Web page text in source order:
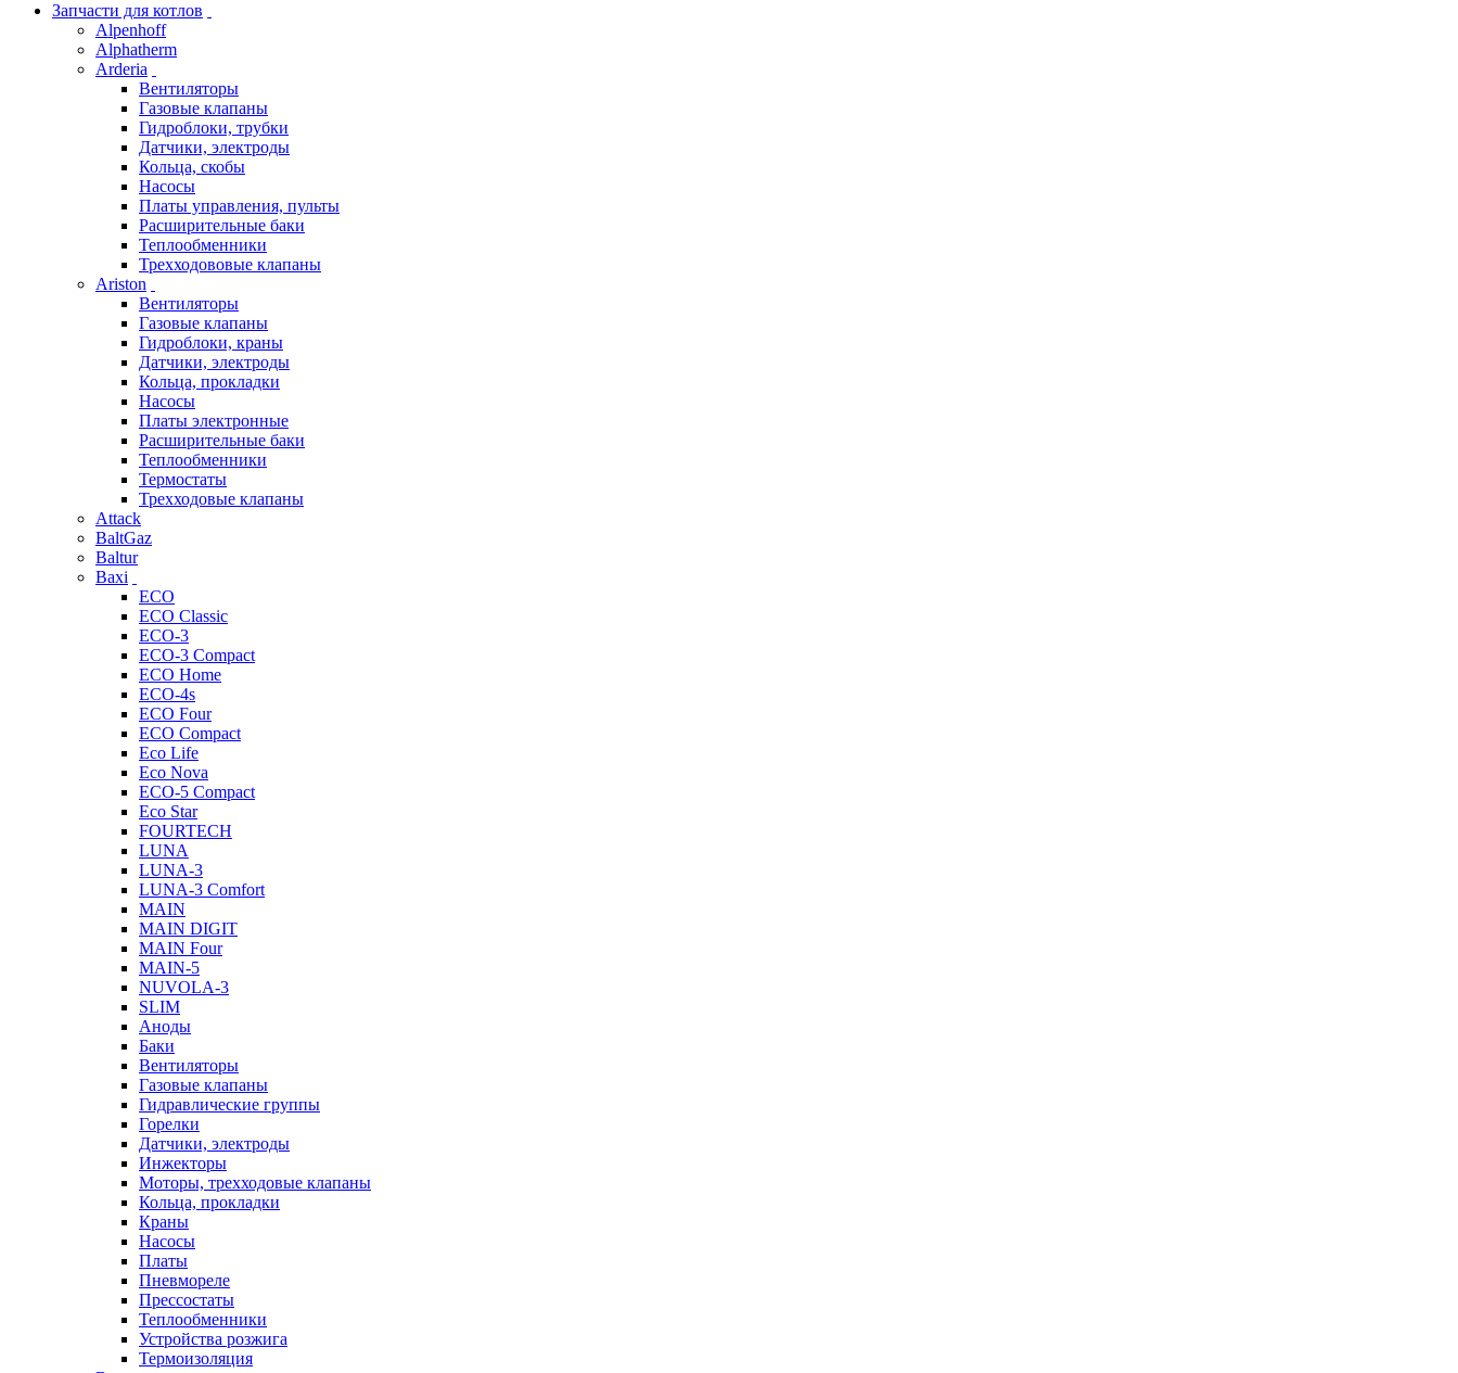
Запчасти для котлов
Alpenhoff
Alphatherm
Arderia
Вентиляторы
Газовые клапаны
Гидроблоки, трубки
Датчики, электроды
Кольца, скобы
Насосы
Платы управления, пульты
Расширительные баки
Теплообменники
Трехходововые клапаны
Ariston
Вентиляторы
Газовые клапаны
Гидроблоки, краны
Датчики, электроды
Кольца, прокладки
Насосы
Платы электронные
Расширительные баки
Теплообменники
Термостаты
Трехходовые клапаны
Attack
BaltGaz
Baltur
Baxi
ECO
ECO Classic
ECO-3
ECO-3 Compact
ECO Home
ECO-4s
ECO Four
ECO Compact
Eco Life
Eco Nova
ECO-5 Compact
Eco Star
FOURTECH
LUNA
LUNA-3
LUNA-3 Comfort
MAIN
MAIN DIGIT
MAIN Four
MAIN-5
NUVOLA-3
SLIM
Аноды
Баки
Вентиляторы
Газовые клапаны
Гидравлические группы
Горелки
Датчики, электроды
Инжекторы
Моторы, трехходовые клапаны
Кольца, прокладки
Краны
Насосы
Платы
Пневмореле
Прессостаты
Теплообменники
Устройства розжига
Термоизоляция